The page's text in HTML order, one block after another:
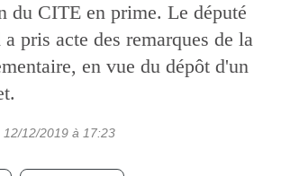
du CITE en prime. Le député
pris acte des remarques de la
en vue du dépôt d'un
12/12/2019 à 17:23